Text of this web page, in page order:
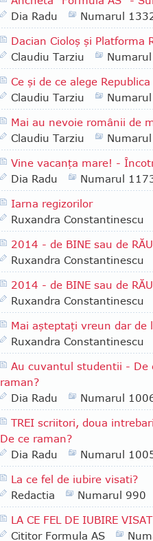
Dia Radu
Numarul
Dacian Cioloş şi Platforma
Claudiu Tarziu
Ce şi de ce alege
Claudiu Tarziu
Mai au nevoie românii de
Claudiu Tarziu
Vine vacanţa mare! -
Dia Radu
Numarul
Iarna regizorilor
Ruxandra Constantinescu
2014 - de BINE sau de
Ruxandra Constantinescu
2014 - de BINE sau de
Ruxandra Constantinescu
Mai aşteptaţi vreun dar de
Ruxandra Constantinescu
Au cuvantul studentii - De
raman?
Dia Radu
Numarul
TREI scriitori, doua
De ce raman?
Dia Radu
Numarul
La ce fel de iubire visati?
Redactia
Numarul 990
LA CE FEL DE IUBIRE
Cititor Formula AS